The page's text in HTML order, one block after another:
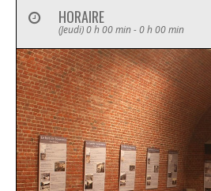
HORAIRE
(Jeudi) 0 h 00 min - 0 h 00 min